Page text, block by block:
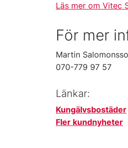
Läs mer om Vitec
För mer
Martin
070-779 97 57
Länkar:
Kungälvsbostäder
Fler kundnyheter